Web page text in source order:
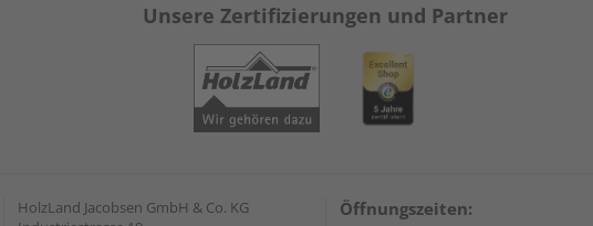
Unsere Zertifizierungen und Partner
HolzLand Jacobsen GmbH & Co. KG
Öffnungszeiten: